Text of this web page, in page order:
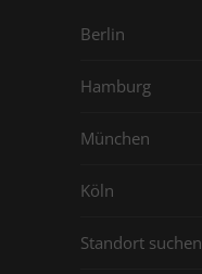
Berlin
Hamburg
München
Köln
Standort suchen